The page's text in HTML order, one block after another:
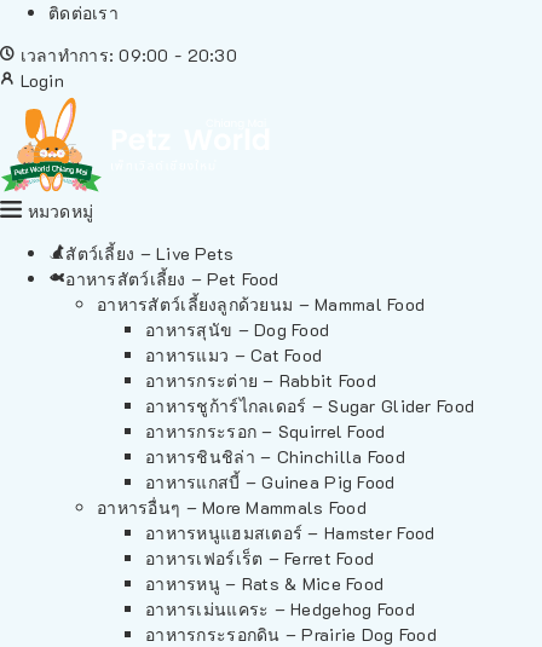
ติดต่อเรา
เวลาทำการ: 09:00 - 20:30
Login
หมวดหมู่
สัตว์เลี้ยง – Live Pets
อาหารสัตว์เลี้ยง – Pet Food
อาหารสัตว์เลี้ยงลูกด้วยนม – Mammal Food
อาหารสุนัข – Dog Food
อาหารแมว – Cat Food
อาหารกระต่าย – Rabbit Food
อาหารชูก้าร์ไกลเดอร์ – Sugar Glider Food
อาหารกระรอก – Squirrel Food
อาหารชินชิล่า – Chinchilla Food
อาหารแกสบี้ – Guinea Pig Food
อาหารอื่นๆ – More Mammals Food
อาหารหนูแฮมสเตอร์ – Hamster Food
อาหารเฟอร์เร็ต – Ferret Food
อาหารหนู – Rats & Mice Food
อาหารเม่นแคระ – Hedgehog Food
อาหารกระรอกดิน – Prairie Dog Food